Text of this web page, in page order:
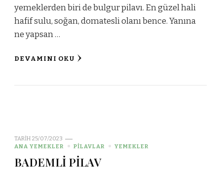
yemeklerden biri de bulgur pilavı. En güzel hali
hafif sulu, soğan, domatesli olanı bence. Yanına
ne yapsan …
DEVAMINI OKU
TARIH 25/07/2023
ANA YEMEKLER
PİLAVLAR YEMEKLER
BADEMLİ PİLAV